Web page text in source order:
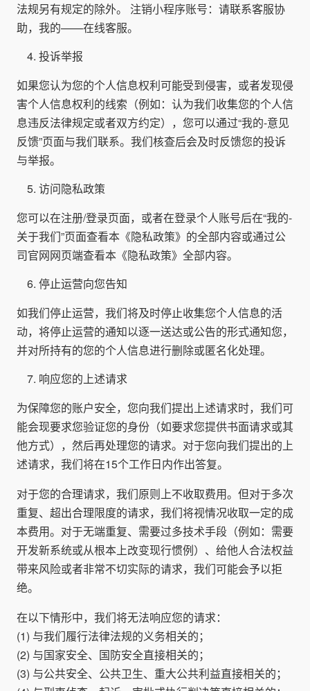
法规另有规定的除外。 注销小程序账号：请联系客服协
助，我的——在线客服。
投诉举报
如果您认为您的个人信息权利可能受到侵害，或者发现侵
害个人信息权利的线索（例如：认为我们收集您的个人信
息违反法律规定或者双方约定），您可以通过“我的-意见
反馈”页面与我们联系。我们核查后会及时反馈您的投诉
与举报。
访问隐私政策
您可以在注册/登录页面，或者在登录个人账号后在“我的-
关于我们”页面查看本《隐私政策》的全部内容或通过公
司官网网页端查看本《隐私政策》全部内容。
停止运营向您告知
如我们停止运营，我们将及时停止收集您个人信息的活
动，将停止运营的通知以逐一送达或公告的形式通知您，
并对所持有的您的个人信息进行删除或匿名化处理。
响应您的上述请求
为保障您的账户安全，您向我们提出上述请求时，我们可
能会现要求您验证您的身份（如要求您提供书面请求或其
他方式），然后再处理您的请求。对于您向我们提出的上
述请求，我们将在15个工作日内作出答复。
对于您的合理请求，我们原则上不收取费用。但对于多次
重复、超出合理限度的请求，我们将视情况收取一定的成
本费用。对于无端重复、需要过多技术手段（例如：需要
开发新系统或从根本上改变现行惯例）、给他人合法权益
带来风险或者非常不切实际的请求，我们可能会予以拒
绝。
在以下情形中，我们将无法响应您的请求：
(1) 与我们履行法律法规的义务相关的；
(2) 与国家安全、国防安全直接相关的；
(3) 与公共安全、公共卫生、重大公共利益直接相关的；